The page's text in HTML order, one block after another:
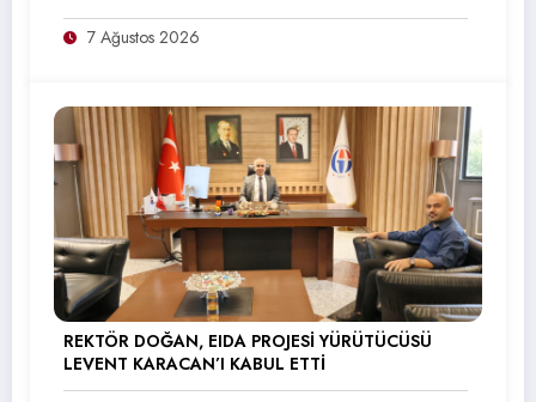
7 Ağustos 2026
REKTÖR DOĞAN, EIDA PROJESİ YÜRÜTÜCÜSÜ
LEVENT KARACAN’I KABUL ETTİ